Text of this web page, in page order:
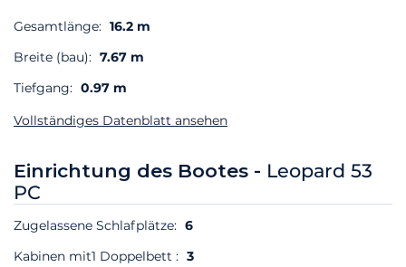
Gesamtlänge: 16.2 m
Breite (bau): 7.67 m
Tiefgang: 0.97 m
Vollständiges Datenblatt ansehen
Einrichtung des Bootes - Leopard 53
PC
Zugelassene Schlafplätze: 6
Kabinen mit1 Doppelbett : 3